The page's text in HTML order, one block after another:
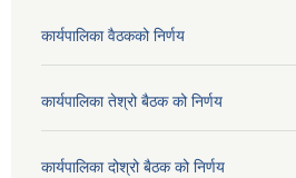
कार्यपालिका वैठकको निर्णय
कार्यपालिका तेश्रो बैठक को निर्णय
कार्यपालिका दोश्रो बैठक को निर्णय